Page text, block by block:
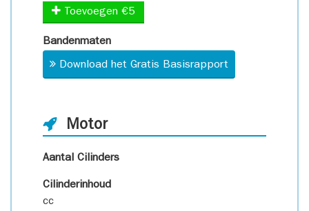
Toevoegen €5
Bandenmaten
Download het Gratis Basisrapport
Motor
Aantal Cilinders
Cilinderinhoud
cc